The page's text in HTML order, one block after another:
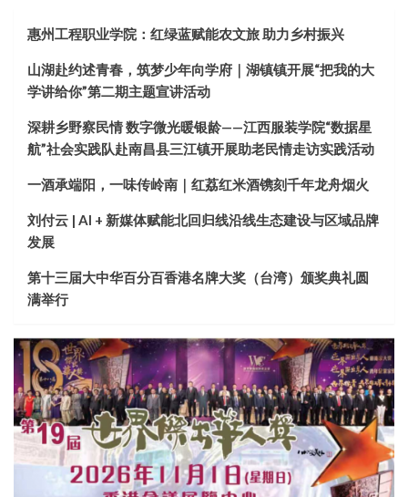
惠州工程职业学院：红绿蓝赋能农文旅 助力乡村振兴
山湖赴约述青春，筑梦少年向学府｜湖镇镇开展“把我的大
学讲给你”第二期主题宣讲活动
深耕乡野察民情 数字微光暖银龄——江西服装学院“数据星
航”社会实践队赴南昌县三江镇开展助老民情走访实践活动
一酒承端阳，一味传岭南｜红荔红米酒镌刻千年龙舟烟火
刘付云 | AI + 新媒体赋能北回归线沿线生态建设与区域品牌
发展
第十三届大中华百分百香港名牌大奖（台湾）颁奖典礼圆
满举行